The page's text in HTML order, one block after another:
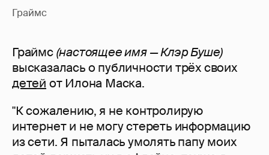
Граймс
Граймс(настоящее имя — Клэр Буше)
высказалась о публичности трёх своих
детей от Илона Маска.
"К сожалению, я не контролирую
интернет и не могу стереть информацию
из сети. Я пыталась умолять папу моих